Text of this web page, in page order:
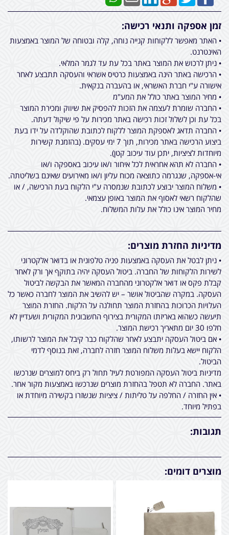
זמן אספקה ותנאי רכישה:
• האתר מאפשר ללקוחות קנייה נוחה, קלה ובטוחה של המוצר באמצעות
האינטרנט.
• ניתן לרכוש את המוצר באתר בכל עת עד לגמר המלאי.
• הרכישה באתר הינה באמצעות כרטיס אשראי והעסקה תתבצע לאחר
אישורה ע"י חברת האשראי, או בהעברה בנקאית.
• מחיר המוצר באתר כולל את המע"מ
• החברה שומרת לעצמה את הזכות להפסיק את שיווק ומכירת המוצר
בכל עת וכן לשלול זכות רכישה באתר מכירות על פי שיקול דעתה.
• החברה תדאג לאספקת המוצר ללקוח לכתובת שהוקלדה על ידו בעת
ביצוע הרכישה באתר מכירות, תוך 7 ימי עסקים. (בהזמנת קשירות
מיוחדות לציציות, יתכן עוד עיכוב קטן).
• החברה לא תהא אחראית לכל איחור ו/או עיכוב באספקה ו/או
אי-אספקה, שנגרמה כתוצאה מכוח עליון ו/או מאירועים שאינם בשליטתה.
• משלוח המוצר יבוצע לכתובת שנמסרה ע"י הלקוח בעת הרכישה, / או
שהלקוח רשאי לאסוף את המוצר באופן עצמאי.
מחיר המוצר אינו כולל את עלות המשלוח.
מדיניות החזרת מוצרים:
• ניתן לבטל את העסקה באמצעות פניה טלפונית או בדואר אלקטרוני
לשירות הלקוחות של החברה. ביטול העסקה יהיה בתוקף אך ורק לאחר
קבלת פקס או דואר אלקטרוני מהחברה המאשר את הבקשה לביטול
העסקה. במקרה שהביטול אושר – יש להשיב את המוצר לחברה כאשר כל
העלויות הכרוכות בהחזרת המוצר תחולנה על הלקוח. החזרת המוצר
תיעשה כשהוא באריזתו המקורית בצירוף החשבונית המקורית ושעדיין לא
חלפו 30 יום מתאריך רכישת המוצר.
• אם ביטול העסקה יתבצע לאחר שהלקוח כבר קיבל את המוצר לרשותו,
הלקוח יישא בעלות משלוח המוצר חזרה לחברה, זאת בנוסף לדמי
הביטול.
מדיניות ביטול העסקה המפורטת לעיל תחול רק ביחס למוצרים שנרכשו
באתר. החברה לא תטפל בהחזרת מוצרים שנרכשו באמצעות מקור אחר.
• אין החזרה / החלפה על טליתות / ציציות שנשזרו בקשירה מיוחדת או
בפתיל מיוחד.
תגובות:
מוצרים דומים: